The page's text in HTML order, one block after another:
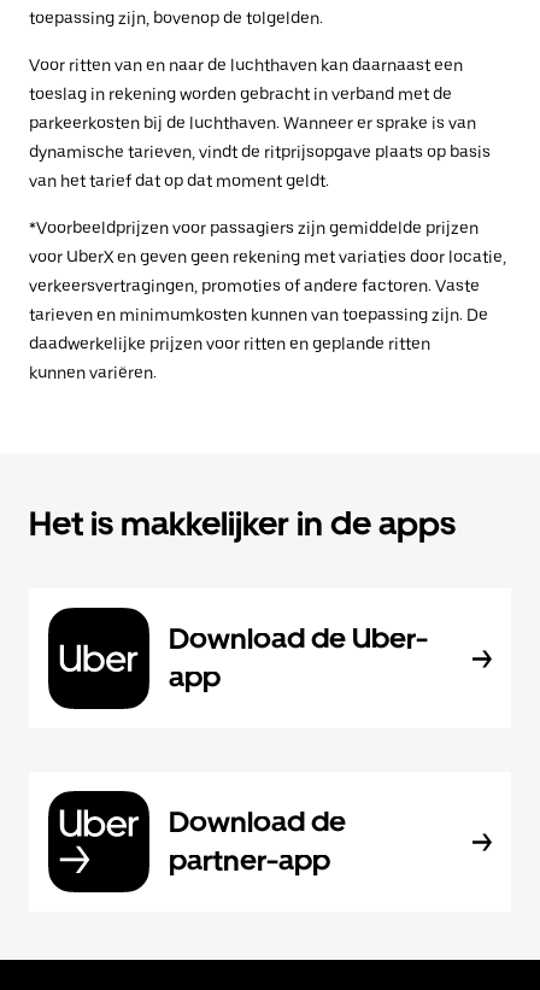
toepassing zijn, bovenop de tolgelden.
Voor ritten van en naar de luchthaven kan daarnaast een
toeslag in rekening worden gebracht in verband met de
parkeerkosten bij de luchthaven. Wanneer er sprake is van
dynamische tarieven, vindt de ritprijsopgave plaats op basis
van het tarief dat op dat moment geldt.
*Voorbeeldprijzen voor passagiers zijn gemiddelde prijzen
voor UberX en geven geen rekening met variaties door locatie,
verkeersvertragingen, promoties of andere factoren. Vaste
tarieven en minimumkosten kunnen van toepassing zijn. De
daadwerkelijke prijzen voor ritten en geplande ritten
kunnen variëren.
Het is makkelijker in de apps
Download de Uber-
app
Download de
partner-app